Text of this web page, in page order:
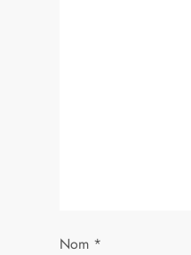
e
Nom *